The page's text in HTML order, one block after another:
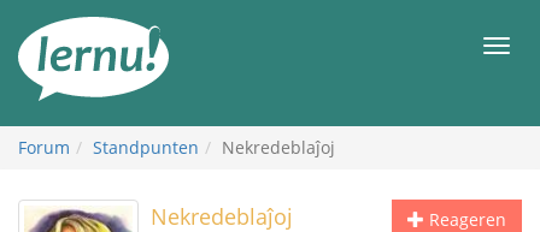
inhoud
Forum Standpunten Nekredeblaĵoj
Reageren
Nekredeblaĵoj